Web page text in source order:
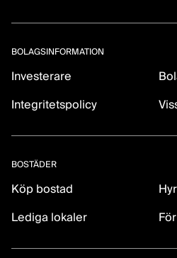
BOLAGSINFORMATION
Investerare
Integritetspolicy
BOSTÄDER
Köp bostad
Lediga lokaler